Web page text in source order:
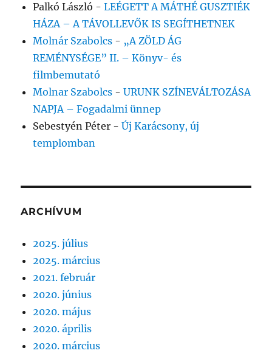
Palkó László -LEÉGETT A MÁTHÉ GUSZTIÉK
HÁZA – A TÁVOLLEVŐK IS SEGÍTHETNEK
Molnár Szabolcs - „A ZÖLD ÁG
REMÉNYSÉGE” II. – Könyv- és
filmbemutató
Molnar Szabolcs -URUNK SZÍNEVÁLTOZÁSA
NAPJA – Fogadalmi ünnep
Sebestyén Péter -Új Karácsony, új
templomban
ARCHÍVUM
2025. július
2025. március
2021. február
2020. június
2020. május
2020. április
2020. március